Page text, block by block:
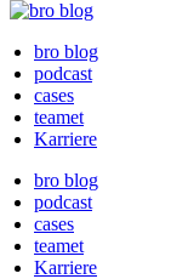
bro blog
podcast
cases
teamet
Karriere
bro blog
podcast
cases
teamet
Karriere